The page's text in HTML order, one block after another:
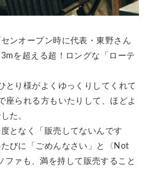
ンオープン時に代表・東野さん
を超える超！ロングな「ローテ
とり様がよくゆっくりしてくれて
座られる方もいたりして、ほどよ
た。
となく「販売してないんです
びに「ごめんなさい」と〈Not
ファも、満を持して販売すること